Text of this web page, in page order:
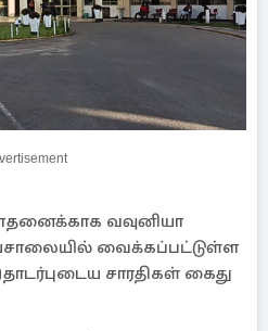
வவுனியா
வைக்கப்பட்டுள்ள
சாரதிகள் கைது